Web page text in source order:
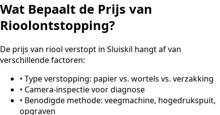
Wat Bepaalt de Prijs van
Rioolontstopping?
De prijs van riool verstopt in Sluiskil hangt af van
verschillende factoren:
• Type verstopping: papier vs. wortels vs. verzakking
• Camera-inspectie voor diagnose
• Benodigde methode: veegmachine, hogedrukspuit,
opgraven